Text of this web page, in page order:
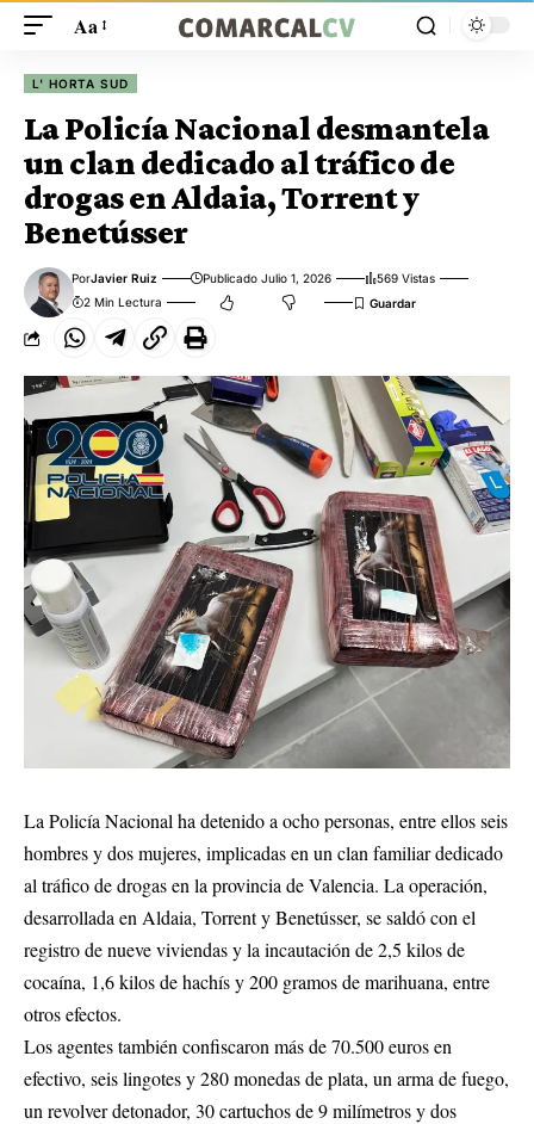
Aa
L' HORTA SUD
La Policía Nacional desmantela
un clan dedicado al tráfico de
drogas en Aldaia, Torrent y
Benetússer
PorJavier Ruiz Publicado Julio 1, 2026
569 Vistas
2 Min Lectura
La Policía Nacional ha detenido a ocho personas, entre ellos seis
hombres y dos mujeres, implicadas en un clan familiar dedicado
al tráfico de drogas en la provincia de Valencia. La operación,
desarrollada en Aldaia, Torrent y Benetússer, se saldó con el
registro de nueve viviendas y la incautación de 2,5 kilos de
cocaína, 1,6 kilos de hachís y 200 gramos de marihuana, entre
otros efectos.
Los agentes también confiscaron más de 70.500 euros en
efectivo, seis lingotes y 280 monedas de plata, un arma de fuego,
un revolver detonador, 30 cartuchos de 9 milímetros y dos